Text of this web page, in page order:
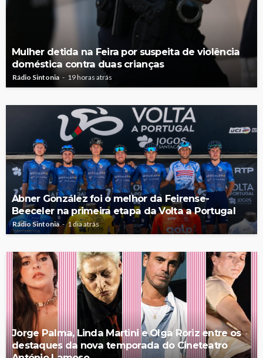
Mulher detida na Feira por suspeita de violência
doméstica contra duas crianças
Rádio Sintonia 19 horas atrás
Abner González foi o melhor da Feirense-
Beeceler na primeira etapa da Volta a Portugal
Rádio Sintonia 1 dia atrás
Jorge Palma, Linda Martini e Olga Roriz entre os
destaques da nova temporada do Cineteatro